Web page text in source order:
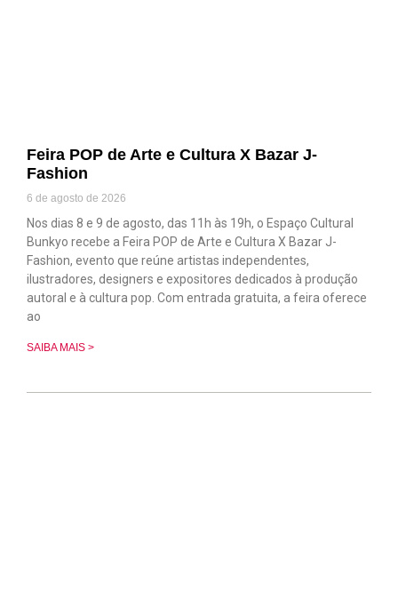
Feira POP de Arte e Cultura X Bazar J-
Fashion
6 de agosto de 2026
Nos dias 8 e 9 de agosto, das 11h às 19h, o Espaço Cultural
Bunkyo recebe a Feira POP de Arte e Cultura X Bazar J-
Fashion, evento que reúne artistas independentes,
ilustradores, designers e expositores dedicados à produção
autoral e à cultura pop. Com entrada gratuita, a feira oferece
ao
SAIBA MAIS >